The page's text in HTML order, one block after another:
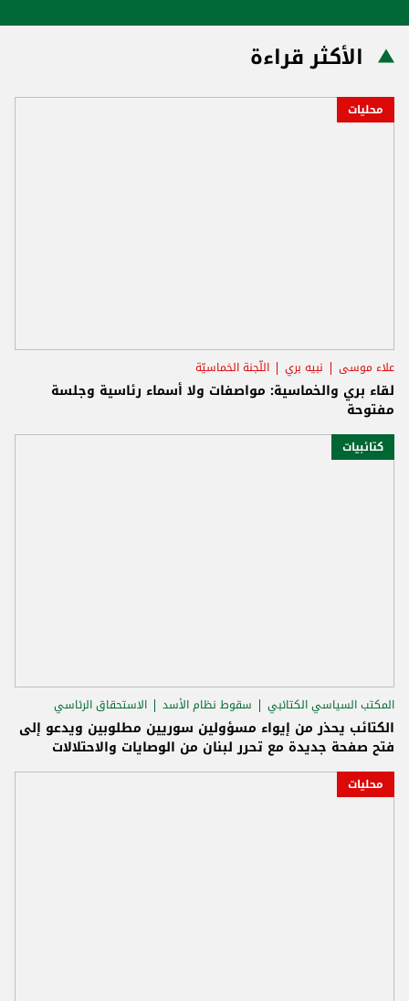
الأكثر قراءة
محليات
علاء موسى نبيه بري اللّجنة الخماسيّة
لقاء بري والخماسية: مواصفات ولا أسماء رئاسية وجلسة
مفتوحة
كتائبيات
المكتب السياسي الكتائبي سقوط نظام الأسد الاستحقاق الرئاسي
الكتائب يحذر من إيواء مسؤولين سوريين مطلوبين ويدعو إلى
فتح صفحة جديدة مع تحرر لبنان من الوصايات والاحتلالات
محليات